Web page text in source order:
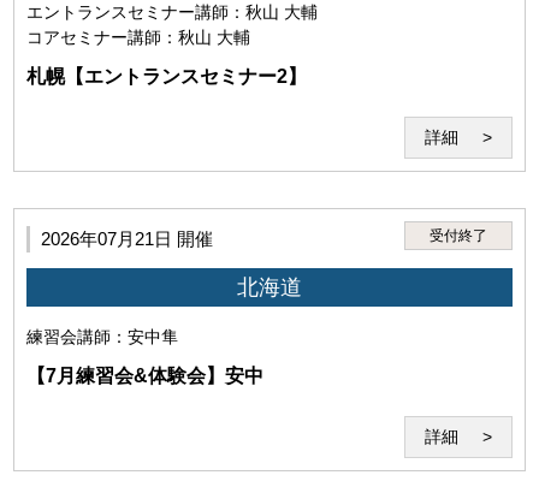
のとさせていただきます。）
・前項の条件を満たした場合においても、本サービスの利用に支
障がある、秩序を乱す恐れがあると認められた場合は本サービス
エントランスセミナー講師：秋山 大輔
コアセミナー講師：秋山 大輔
札幌【エントランスセミナー2】
詳細
2026年07月21日 開催 受付終了
北海道
練習会講師：安中隼
【7月練習会&体験会】安中
詳細